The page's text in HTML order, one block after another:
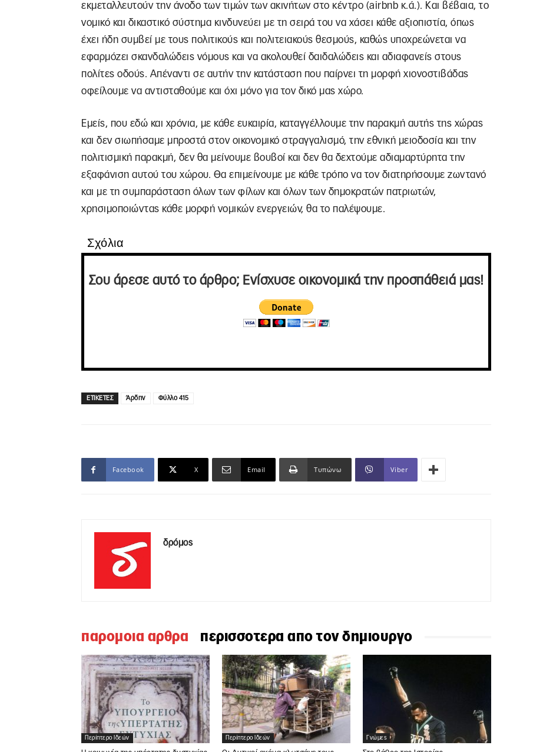
εκμεταλλευτούν την άνοδο των τιμών των ακινήτων στο κέντρο (airbnb κ.ά.). Και βέβαια, το
νομικό και δικαστικό σύστημα κινδυνεύει με τη σειρά του να χάσει κάθε αξιοπιστία, όπως
έχει ήδη συμβεί με τους πολιτικούς και πολιτειακούς θεσμούς, καθώς υποχρεώνεται να
εφαρμόζει σκανδαλώδεις νόμους και να ακολουθεί δαιδαλώδεις και αδιαφανείς στους
πολίτες οδούς. Απέναντι σε αυτήν την κατάσταση που παίρνει τη μορφή χιονοστιβάδας
οφείλουμε να αντισταθούμε και όχι μόνο για τον δικό μας χώρο.
Εμείς, που εδώ και χρόνια, με κάθε ευκαιρία, καταγγέλλουμε την παρακμή αυτής της χώρας
και δεν σιωπήσαμε μπροστά στον οικονομικό στραγγαλισμό, την εθνική μειοδοσία και την
πολιτισμική παρακμή, δεν θα μείνουμε βουβοί και δεν θα δεχτούμε αδιαμαρτύρητα την
εξαφάνιση αυτού του χώρου. Θα επιμείνουμε με κάθε τρόπο να τον διατηρήσουμε ζωντανό
και με τη συμπαράσταση όλων των φίλων και όλων των δημοκρατών πατριωτών,
χρησιμοποιώντας κάθε μορφή νομικών ενεργειών, θα το παλέψουμε.
Σχόλια
Σου άρεσε αυτό το άρθρο; Ενίσχυσε οικονομικά την προσπάθειά μας!
ΕΤΙΚΕΤΕΣ Άρδην Φύλλο 415
Facebook X Email Τυπώνω Viber
δρόμος
παρομοια αρθρα περισσοτερα απο τον δημιουργο
Περίπτερο Ιδεών Περίπτερο Ιδεών Γνώμες